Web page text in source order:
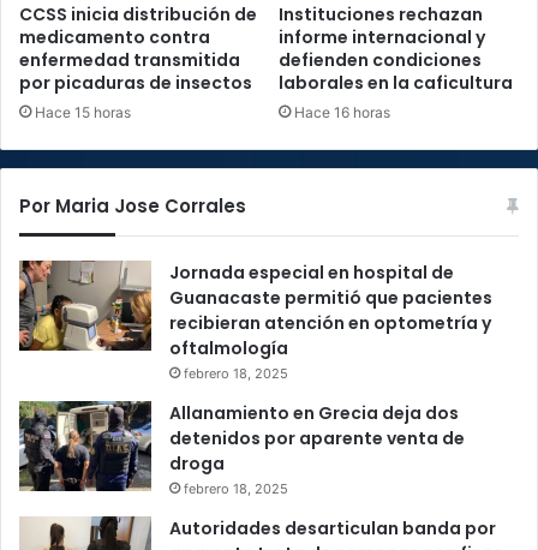
CCSS inicia distribución de
medicamento contra
enfermedad transmitida
por picaduras de insectos
Hace 15 horas
Instituciones rechazan
informe internacional y
defienden condiciones
laborales en la caficultura
Hace 16 horas
Por Maria Jose Corrales
Jornada especial en hospital de
Guanacaste permitió que pacientes
recibieran atención en optometría y
oftalmología
febrero 18, 2025
Allanamiento en Grecia deja dos
detenidos por aparente venta de
droga
febrero 18, 2025
Autoridades desarticulan banda por